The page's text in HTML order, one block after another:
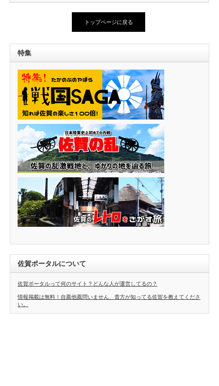
トップページに戻る
特集
佐賀ポータルについて
佐賀ポータルって何のサイト？どんな人が運営してるの？
情報掲載は無料！自薦他薦問いません、貴方が知ってる佐賀を教えてくださ
い。